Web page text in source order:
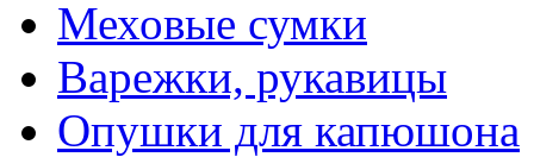
Меховые сумки
Варежки, рукавицы
Опушки для капюшона